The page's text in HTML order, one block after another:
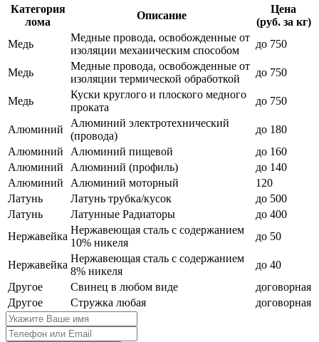
Категория
лома
Описание
Цена
(руб. за кг)
Медь
Медные провода, освобожденные от
изоляции механическим способом
до 750
Медь
Медные провода, освобожденные от
изоляции термической обработкой
до 750
Медь
Куски круглого и плоского медного
проката
до 750
Алюминий
Алюминий электротехнический
(провода)
до 180
Алюминий
Алюминий пищевой
до 160
Алюминий
Алюминий (профиль)
до 140
Алюминий
Алюминий моторный
120
Латунь
Латунь трубка/кусок
до 500
Латунь
Латунные Радиаторы
до 400
Нержавейка
Нержавеющая сталь с содержанием
10% никеля
до 50
Нержавейка
Нержавеющая сталь с содержанием
8% никеля
до 40
Другое
Свинец в любом виде
договорная
Другое
Стружка любая договорная